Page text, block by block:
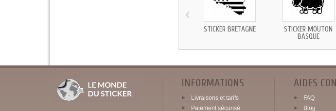
STICKER BRETAGNE
STICKER MOUTON
BASQUE
‹
INFORMATIONS
Livraisons et tarifs
Paiement sécurisé
AIDES
FAQ
Blog